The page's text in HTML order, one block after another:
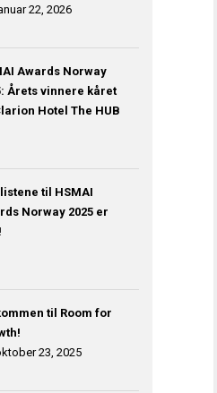
22, 2026
Awards Norway
Årets vinnere kåret
Hotel The HUB
til HSMAI
Norway 2025 er
til Room for
23, 2025